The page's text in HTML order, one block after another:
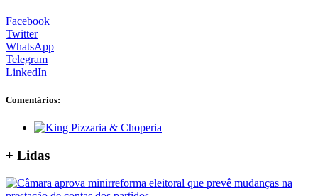
Facebook
Twitter
WhatsApp
Telegram
LinkedIn
Comentários:
+ Lidas